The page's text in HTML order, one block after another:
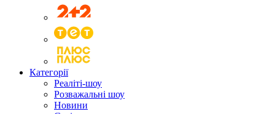
Категорії
Реаліті-шоу
Розважальні шоу
Новини